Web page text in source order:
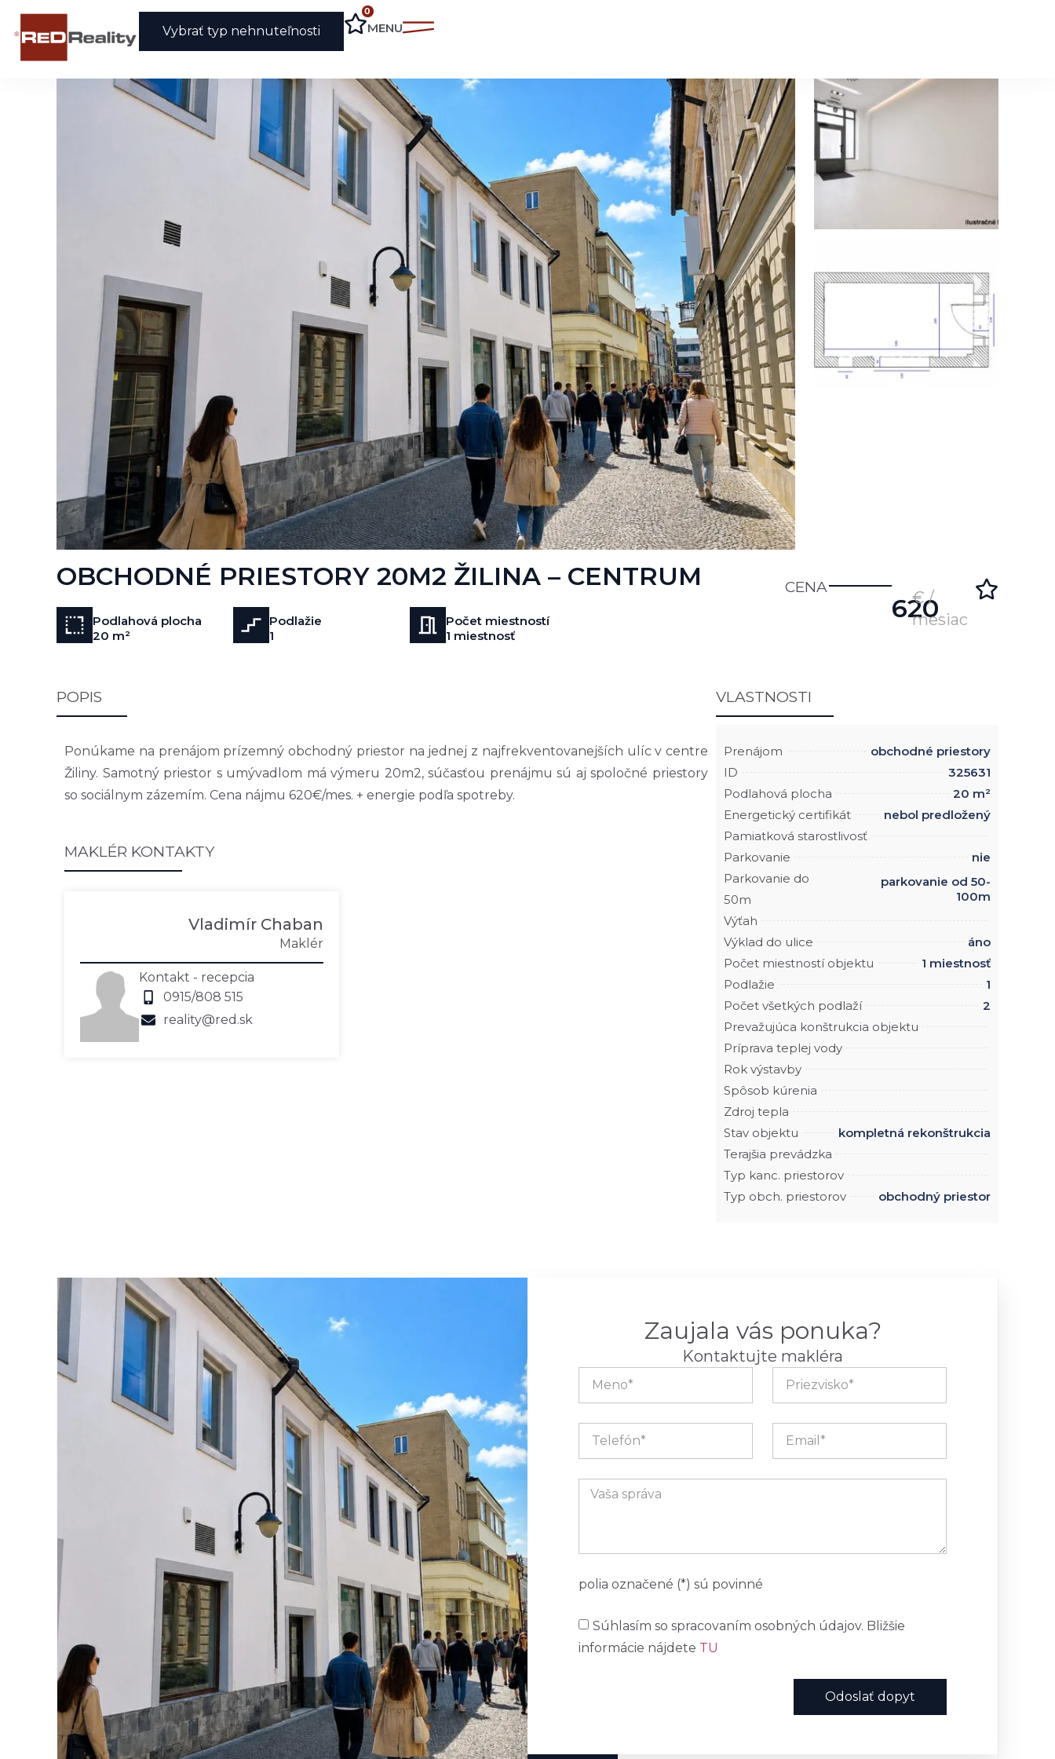
Vybrať typ nehnuteľnosti
0
MENU
OBCHODNÉ PRIESTORY 20M2 ŽILINA – CENTRUM
Podlahová plocha
20 m²
Podlažie
1
Počet miestností
1 miestnosť
CENA
620
€ /
mesiac
POPIS
Ponúkame na prenájom prízemný obchodný priestor na jednej z najfrekventovanejších ulíc v centre
Žiliny. Samotný priestor s umývadlom má výmeru 20m2, súčasťou prenájmu sú aj spoločné priestory
so sociálnym zázemím. Cena nájmu 620€/mes. + energie podľa spotreby.
MAKLÉR KONTAKTY
Vladimír Chaban
Maklér
Kontakt - recepcia
0915/808 515
reality@red.sk
VLASTNOSTI
Prenájom
obchodné priestory
ID
325631
Podlahová plocha
20 m²
Energetický certifikát
nebol predložený
Pamiatková starostlivosť
Parkovanie
nie
Parkovanie do
50m
parkovanie od 50-
100m
Výťah
Výklad do ulice
áno
Počet miestností objektu
1 miestnosť
Podlažie
1
Počet všetkých podlaží
2
Prevažujúca konštrukcia objektu
Príprava teplej vody
Rok výstavby
Spôsob kúrenia
Zdroj tepla
Stav objektu
kompletná rekonštrukcia
Terajšia prevádzka
Typ kanc. priestorov
Typ obch. priestorov
obchodný priestor
Zaujala vás ponuka?
Kontaktujte makléra
polia označené (*) sú povinné
Súhlasím so spracovaním osobných údajov. Bližšie
informácie nájdete TU
Odoslať dopyt